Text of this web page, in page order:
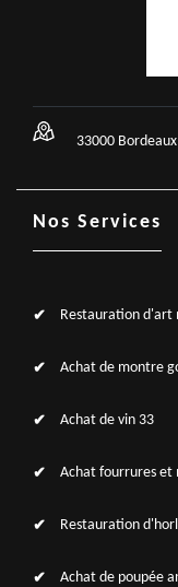
33000 Bordeaux
Nos Services
Restauration d'art
Achat de montre
Achat de vin 33
Achat fourrures et
Restauration
Achat de poupée